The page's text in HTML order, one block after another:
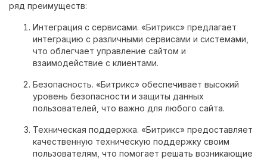
ряд преимуществ:
Интеграция с сервисами. «Битрикс» предлагает
интеграцию с различными сервисами и системами,
что облегчает управление сайтом и
взаимодействие с клиентами.
Безопасность. «Битрикс» обеспечивает высокий
уровень безопасности и защиты данных
пользователей, что важно для любого сайта.
Техническая поддержка. «Битрикс» предоставляет
качественную техническую поддержку своим
пользователям, что помогает решать возникающие